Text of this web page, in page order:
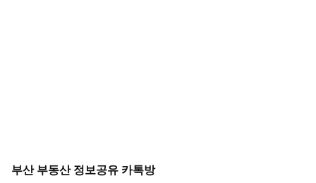
부산 부동산 정보공유 카톡방